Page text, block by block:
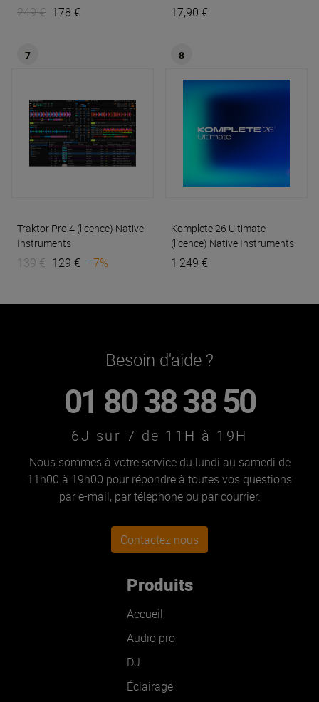
249 € 178 € 17,90 €
7
Traktor Pro 4 (licence) Native
Instruments
139 € 129 € - 7%
8
Komplete 26 Ultimate
(licence) Native Instruments
1 249 €
Besoin d'aide ?
01 80 38 38 50
6J sur 7 de 11H à 19H
Nous sommes à votre service du lundi au samedi de
11h00 à 19h00 pour répondre à toutes vos questions
par e-mail, par téléphone ou par courrier.
Contactez nous
Produits
Accueil
Audio pro
DJ
Éclairage